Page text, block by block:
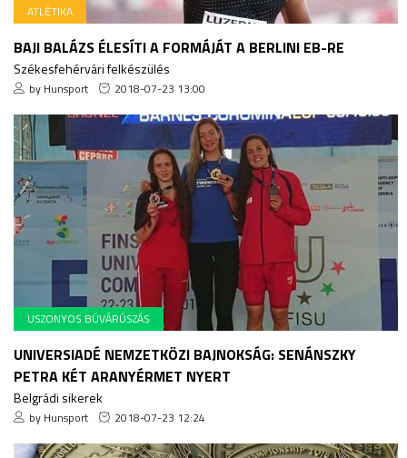
ATLÉTIKA
BAJI BALÁZS ÉLESÍTI A FORMÁJÁT A BERLINI EB-RE
Székesfehérvári felkészülés
by Hunsport 2018-07-23 13:00
USZONYOS BÚVÁRÚSZÁS
UNIVERSIADÉ NEMZETKÖZI BAJNOKSÁG: SENÁNSZKY
PETRA KÉT ARANYÉRMET NYERT
Belgrádi sikerek
by Hunsport 2018-07-23 12:24